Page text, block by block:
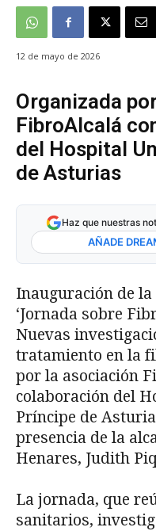
12 de mayo de 2026
Organizada
FibroAlcalá
del Hospital
de Asturias
Haz que nuestras
AÑADE
Inauguración de
‘Jornada sobre
Nuevas
tratamiento en la
por la asociación
colaboración del
Príncipe de
presencia de la
Henares, Judith
La jornada, que
sanitarios,